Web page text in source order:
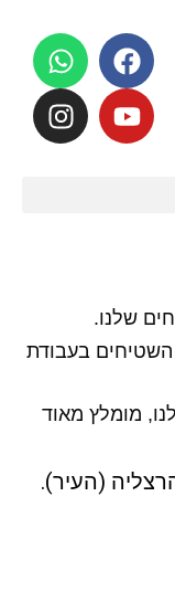
שלנו.
השטיחים בעבודת
מומלץ מאוד